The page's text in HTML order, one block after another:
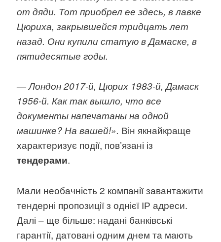
от дяди. Тот приобрел ее здесь, в лавке
Цюриха, закрывшейся тридцать лет
назад. Они купили статую в Дамаске, в
пятидесятые годы.
— Лондон 2017-й, Цюрих 1983-й, Дамаск
1956-й. Как так вышло, что все
документы напечатаны на одной
машинке? На вашей!». Він якнайкраще
характеризує події, пов’язані із
тендерами.
Мали необачність 2 компанії завантажити
тендерні пропозиції з однієї ІР адреси.
Далі – ще більше: надані банківські
гарантії, датовані одним днем та мають